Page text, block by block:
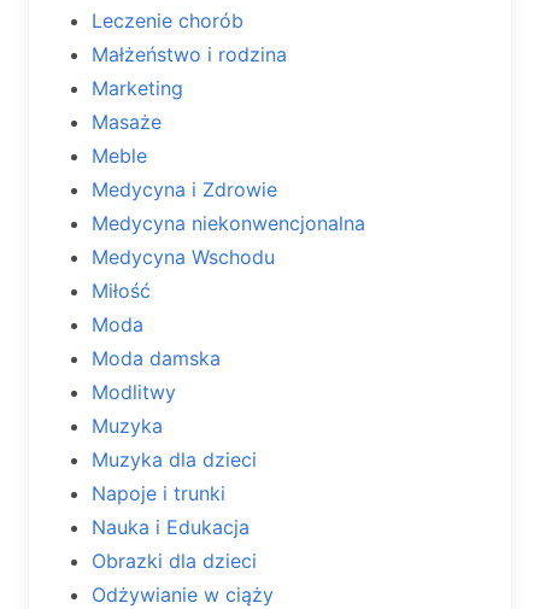
Leczenie chorób
Małżeństwo i rodzina
Marketing
Masaże
Meble
Medycyna i Zdrowie
Medycyna niekonwencjonalna
Medycyna Wschodu
Miłość
Moda
Moda damska
Modlitwy
Muzyka
Muzyka dla dzieci
Napoje i trunki
Nauka i Edukacja
Obrazki dla dzieci
Odżywianie w ciąży